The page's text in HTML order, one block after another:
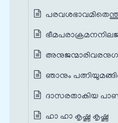
ഞാനും
ദാസരതാകിയ
ഹാ ഹാ കൃഷ്ണ കൃഷ്ണ